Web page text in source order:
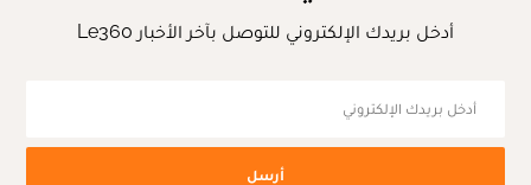
أدخل بريدك الإلكتروني للتوصل بآخر الأخبار Le360
أرسل